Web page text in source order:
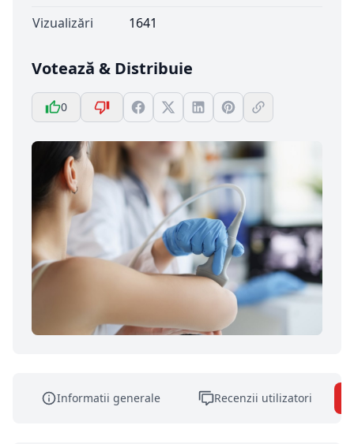
Vizualizări
1641
Votează & Distribuie
0
Informatii generale Recenzii utilizatori